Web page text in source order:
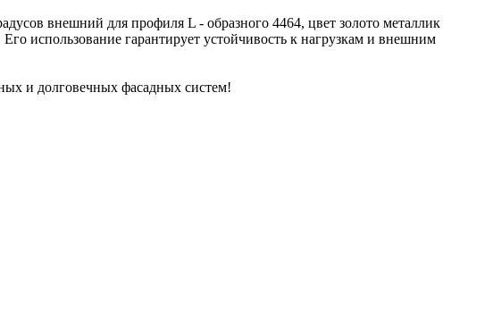
внешний для профиля L - образного 4464, цвет золото металлик
использование гарантирует устойчивость к нагрузкам и внешним
и долговечных фасадных систем!